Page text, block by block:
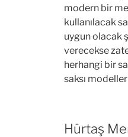
modern bir
kullanılacak
uygun olacak
verecekse
herhangi bir
saksı
Hürtaş